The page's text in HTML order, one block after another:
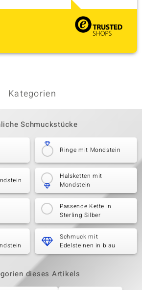
Kategorien
Schmuckstücke
Ringe mit Mondstein
Halsketten mit
Mondstein
Passende Kette in
Sterling Silber
Schmuck mit
Edelsteinen in blau
dieses Artikels